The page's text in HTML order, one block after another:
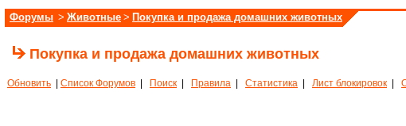
Форумы > Животные > Покупка и продажа домашних животных
Покупка и продажа домашних животных
Обновить Список Форумов Поиск Правила Статистика Лист блокировок